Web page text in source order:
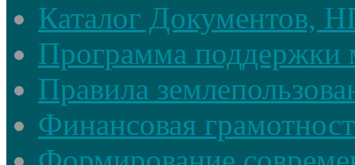
Каталог Документов,
Программа поддержки
Правила
Финансовая